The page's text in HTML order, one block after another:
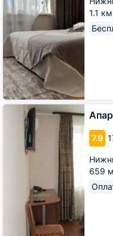
1.1
7.9
659
Апартаменты
БЕЛКИН